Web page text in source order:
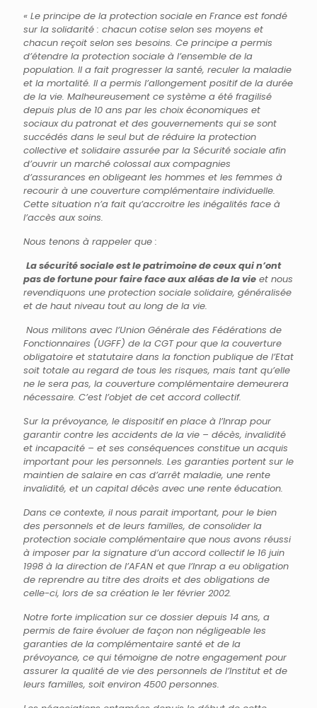
« Le principe de la protection sociale en France est fondé
sur la solidarité : chacun cotise selon ses moyens et
chacun reçoit selon ses besoins. Ce principe a permis
d’étendre la protection sociale à l’ensemble de la
population. Il a fait progresser la santé, reculer la maladie
et la mortalité. Il a permis l’allongement positif de la durée
de la vie. Malheureusement ce système a été fragilisé
depuis plus de 10 ans par les choix économiques et
sociaux du patronat et des gouvernements qui se sont
succédés dans le seul but de réduire la protection
collective et solidaire assurée par la Sécurité sociale afin
d’ouvrir un marché colossal aux compagnies
d’assurances en obligeant les hommes et les femmes à
recourir à une couverture complémentaire individuelle.
Cette situation n’a fait qu’accroitre les inégalités face à
l’accès aux soins.
Nous tenons à rappeler que :
La sécurité sociale est le patrimoine de ceux qui n’ont
pas de fortune pour faire face aux aléas de la vie et nous
revendiquons une protection sociale solidaire, généralisée
et de haut niveau tout au long de la vie.
Nous militons avec l’Union Générale des Fédérations de
Fonctionnaires (UGFF) de la CGT pour que la couverture
obligatoire et statutaire dans la fonction publique de l’Etat
soit totale au regard de tous les risques, mais tant qu’elle
ne le sera pas, la couverture complémentaire demeurera
nécessaire. C’est l’objet de cet accord collectif.
Sur la prévoyance, le dispositif en place à l’Inrap pour
garantir contre les accidents de la vie – décès, invalidité
et incapacité – et ses conséquences constitue un acquis
important pour les personnels. Les garanties portent sur le
maintien de salaire en cas d’arrêt maladie, une rente
invalidité, et un capital décès avec une rente éducation.
Dans ce contexte, il nous parait important, pour le bien
des personnels et de leurs familles, de consolider la
protection sociale complémentaire que nous avons réussi
à imposer par la signature d’un accord collectif le 16 juin
1998 à la direction de l’AFAN et que l’Inrap a eu obligation
de reprendre au titre des droits et des obligations de
celle-ci, lors de sa création le 1er février 2002.
Notre forte implication sur ce dossier depuis 14 ans, a
permis de faire évoluer de façon non négligeable les
garanties de la complémentaire santé et de la
prévoyance, ce qui témoigne de notre engagement pour
assurer la qualité de vie des personnels de l’Institut et de
leurs familles, soit environ 4500 personnes.